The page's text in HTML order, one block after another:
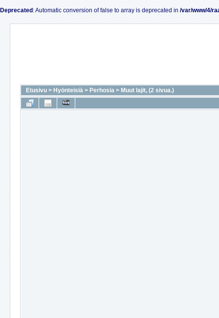
Deprecated : Automatic conversion of false to array is deprecated in /var/www/4/
Etusivu > Hyönteisiä > Perhosia > Muut lajit, (2 sivua.)